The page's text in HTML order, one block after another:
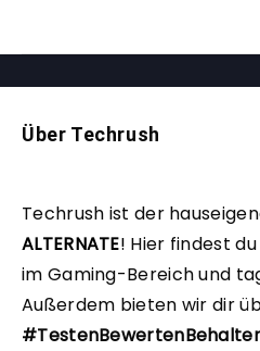
Über Techrush
Techrush ist der
ALTERNATE! Hier findest
im Gaming-Bereich und
Außerdem bieten wir dir